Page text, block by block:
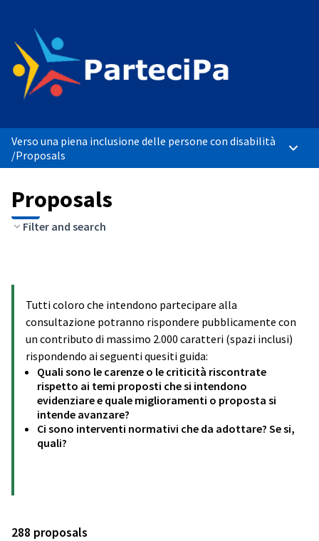
Verso una piena inclusione delle persone con disabilità
/Proposals Main
Proposals
Filter and search
Tutti coloro che intendono partecipare alla
consultazione potranno rispondere pubblicamente con
un contributo di massimo 2.000 caratteri (spazi inclusi)
rispondendo ai seguenti quesiti guida:
Quali sono le carenze o le criticità riscontrate
rispetto ai temi proposti che si intendono
evidenziare e quale miglioramenti o proposta si
intende avanzare?
Ci sono interventi normativi che da adottare? Se si,
quali?
288 proposals